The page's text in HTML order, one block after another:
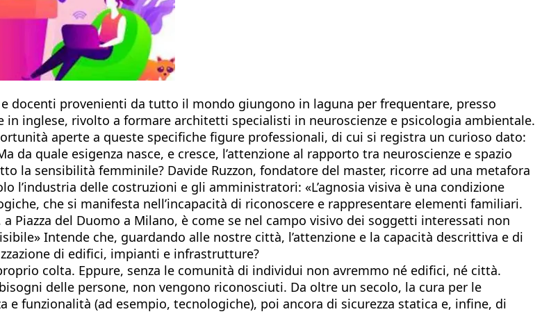
docenti provenienti da tutto il mondo giungono in laguna per frequentare, presso
in inglese, rivolto a formare architetti specialisti in neuroscienze e psicologia ambientale.
aperte a queste specifiche figure professionali, di cui si registra un curioso dato:
quale esigenza nasce, e cresce, l’attenzione al rapporto tra neuroscienze e spazio
la sensibilità femminile? Davide Ruzzon, fondatore del master, ricorre ad una metafora
l’industria delle costruzioni e gli amministratori: «L’agnosia visiva è una condizione
che si manifesta nell’incapacità di riconoscere e rappresentare elementi familiari.
Piazza del Duomo a Milano, è come se nel campo visivo dei soggetti interessati non
Intende che, guardando alle nostre città, l’attenzione e la capacità descrittiva e di
di edifici, impianti e infrastrutture?
colta. Eppure, senza le comunità di individui non avremmo né edifici, né città.
delle persone, non vengono riconosciuti. Da oltre un secolo, la cura per le
funzionalità (ad esempio, tecnologiche), poi ancora di sicurezza statica e, infine, di